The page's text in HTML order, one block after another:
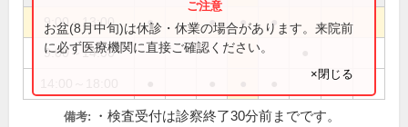
9:00～13:00 ● ● ● ●
9:00～14:00
お盆(8月中旬)は休診・休業の場合があります。来院前
に必ず医療機関に直接ご確認ください。
×閉じる
備考: ・検査受付は診察終了30分前までです。